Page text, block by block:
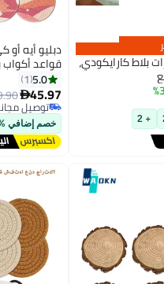
دبليو أيه أو كي أن مجموعة من 8
قواعد أكواب بوهو دايموند مع
حامل، طقم طلاء فني ماسي DIY
واقي سطح المكتب مضاد للانزلاق،
مناسبة للمبتدئين والكبار والأطفال
والحرف الفنية لتزيين الطعام
المنزلي
45.97
توصيل مجاني
توصيل مجاني
خصم إضافي %15